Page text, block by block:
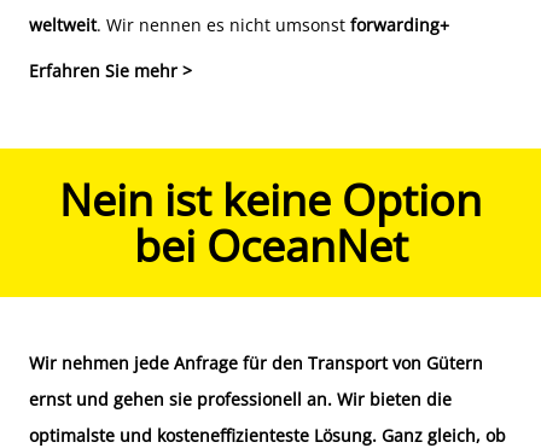
weltweit. Wir nennen es nicht umsonst forwarding+
Erfahren Sie mehr >
Nein ist keine Option
bei OceanNet
Wir nehmen jede Anfrage für den Transport von Gütern
ernst und gehen sie professionell an. Wir bieten die
optimalste und kosteneffizienteste Lösung. Ganz gleich, ob